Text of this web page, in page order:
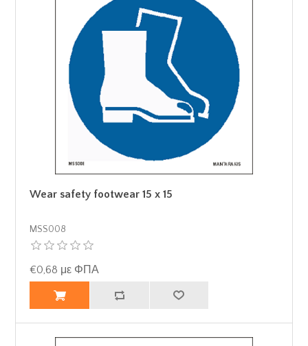
Wear safety footwear 15 x 15
MSS008
€0,68 με ΦΠΑ